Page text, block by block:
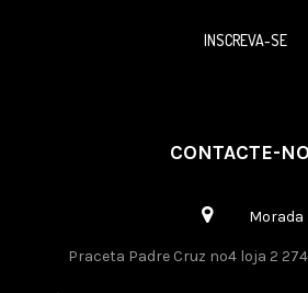
INSCREVA-SE
CONTACTE-
Morada
Praceta Padre Cruz nº4 loja 2